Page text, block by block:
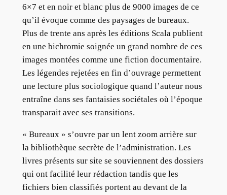
6×7 et en noir et blanc plus de 9000 images de ce
qu’il évoque comme des paysages de bureaux.
Plus de trente ans après les éditions Scala publient
en une bichromie soignée un grand nombre de ces
images montées comme une fiction documentaire.
Les légendes rejetées en fin d’ouvrage permettent
une lecture plus sociologique quand l’auteur nous
entraîne dans ses fantaisies sociétales où l’époque
transparait avec ses transitions.
« Bureaux » s’ouvre par un lent zoom arrière sur
la bibliothèque secrète de l’administration. Les
livres présents sur site se souviennent des dossiers
qui ont facilité leur rédaction tandis que les
fichiers bien classifiés portent au devant de la